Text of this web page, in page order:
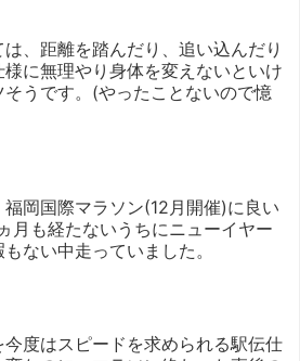
、距離を踏んだり、追い込んだり
に無理やり身体を変えないといけ
うです。(やったことないので憶
岡国際マラソン(12月開催)に良い
月も経たないうちにニューイヤー
ない中走っていました。
度はスピードを求められる駅伝仕